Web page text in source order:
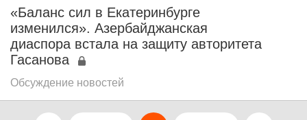
«Баланс сил в Екатеринбурге
изменился». Азербайджанская
диаспора встала на защиту авторитета
Гасанова
Обсуждение новостей